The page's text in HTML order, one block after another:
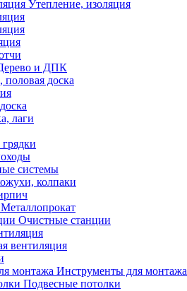
Утепление, изоляция
и ДПК
половая доска
лаги
системы
колпаки
Металлопрокат
Очистные станции
вентиляция
монтажа Инструменты для монтажа
Подвесные потолки